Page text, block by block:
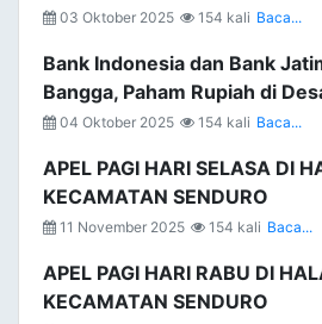
03 Oktober 2025 154 kali Baca...
Bank Indonesia dan Bank
Bangga, Paham Rupiah di
04 Oktober 2025 154 kali Baca...
APEL PAGI HARI SELASA DI
KECAMATAN SENDURO
11 November 2025 154 kali Baca...
APEL PAGI HARI RABU DI
KECAMATAN SENDURO